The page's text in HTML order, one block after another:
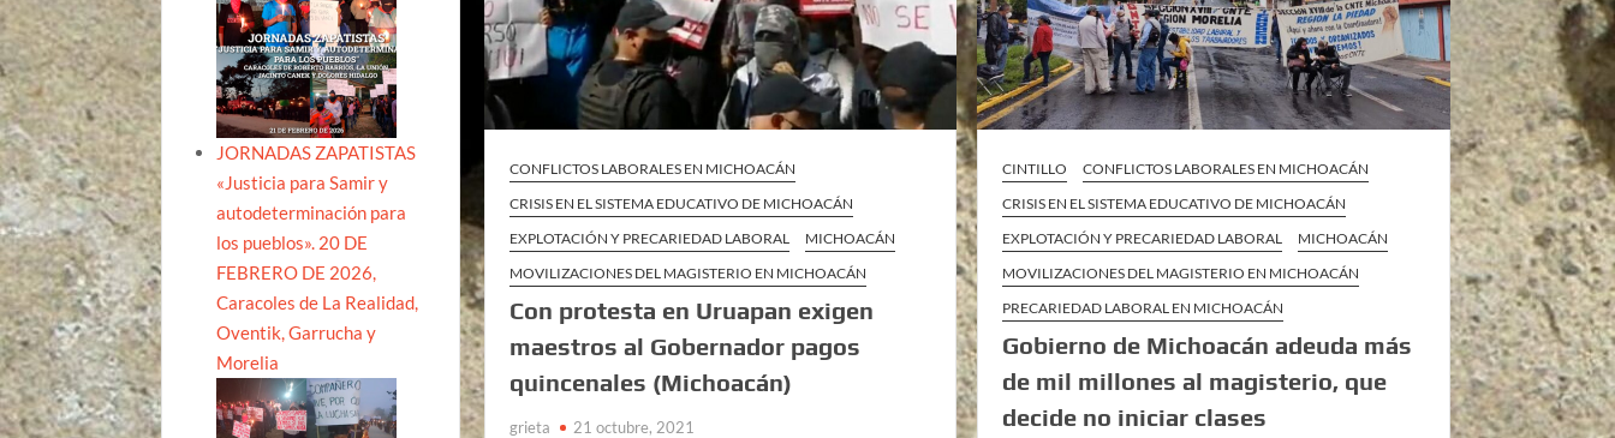
CONFLICTOS LABORALES EN MICHOACÁN
CRISIS EN EL SISTEMA EDUCATIVO DE MICHOACÁN
EXPLOTACIÓN Y PRECARIEDAD LABORAL
MICHOACÁN
MOVILIZACIONES DEL MAGISTERIO EN MICHOACÁN
Con protesta en Uruapan exigen
maestros al Gobernador pagos
quincenales (Michoacán)
grieta 21 octubre, 2021
CINTILLO
CONFLICTOS LABORALES EN MICHOACÁN
CRISIS EN EL SISTEMA EDUCATIVO DE MICHOACÁN
EXPLOTACIÓN Y PRECARIEDAD LABORAL
MICHOACÁN
MOVILIZACIONES DEL MAGISTERIO EN MICHOACÁN
PRECARIEDAD LABORAL EN MICHOACÁN
Gobierno de Michoacán adeuda más
de mil millones al magisterio, que
decide no iniciar clases
JORNADAS ZAPATISTAS
«Justicia para Samir y
autodeterminación para
los pueblos». 20 DE
FEBRERO DE 2026,
Caracoles de La Realidad,
Oventik, Garrucha y
Morelia